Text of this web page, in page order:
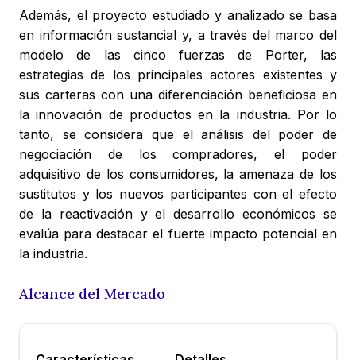
Además, el proyecto estudiado y analizado se basa
en información sustancial y, a través del marco del
modelo de las cinco fuerzas de Porter, las
estrategias de los principales actores existentes y
sus carteras con una diferenciación beneficiosa en
la innovación de productos en la industria. Por lo
tanto, se considera que el análisis del poder de
negociación de los compradores, el poder
adquisitivo de los consumidores, la amenaza de los
sustitutos y los nuevos participantes con el efecto
de la reactivación y el desarrollo económicos se
evalúa para destacar el fuerte impacto potencial en
la industria.
Alcance del Mercado